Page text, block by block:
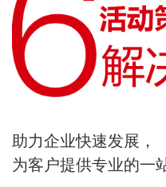
助力企业快速发展，
为客户提供专业的一